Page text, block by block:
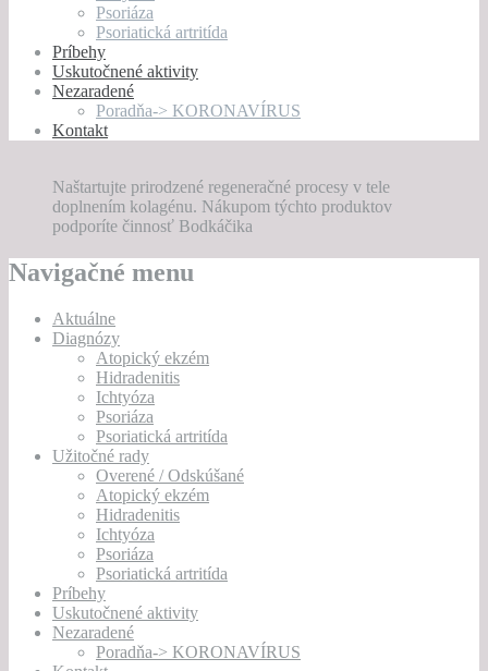
Psoriáza
Psoriatická artritída
Príbehy
Uskutočnené aktivity
Nezaradené
Poradňa-> KORONAVÍRUS
Kontakt
Naštartujte prirodzené regeneračné procesy v tele
doplnením kolagénu. Nákupom týchto produktov
podporíte činnosť Bodkáčika
Navigačné menu
Aktuálne
Diagnózy
Atopický ekzém
Hidradenitis
Ichtyóza
Psoriáza
Psoriatická artritída
Užitočné rady
Overené / Odskúšané
Atopický ekzém
Hidradenitis
Ichtyóza
Psoriáza
Psoriatická artritída
Príbehy
Uskutočnené aktivity
Nezaradené
Poradňa-> KORONAVÍRUS